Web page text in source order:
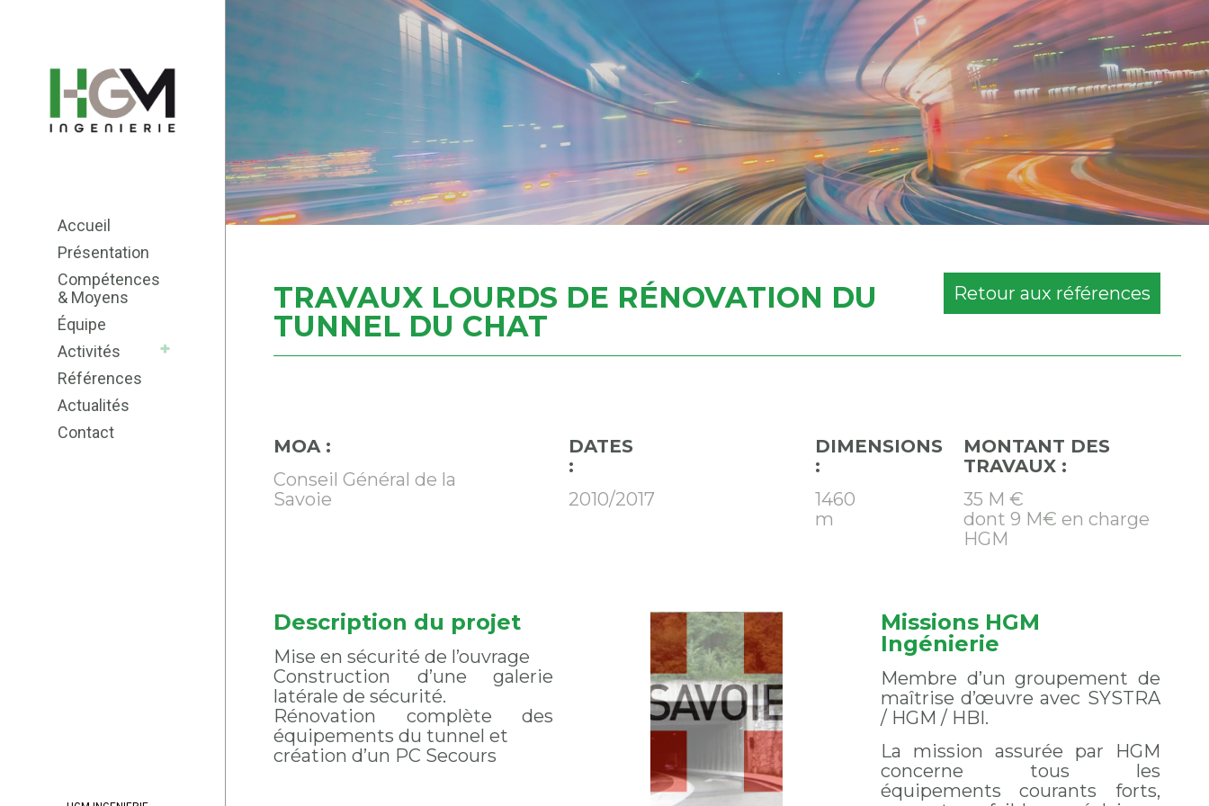
Accueil
Présentation
Compétences
& Moyens
Équipe
Activités
Références
Actualités
Contact
TRAVAUX LOURDS DE RÉNOVATION DU
TUNNEL DU CHAT
Retour aux références
MOA :
Conseil Général de la
Savoie
DATES
:
2010/2017
DIMENSIONS
:
1460
m
MONTANT DES
TRAVAUX :
35 M €
dont 9 M€ en charge
HGM
Description du projet
Mise en sécurité de l’ouvrage
Construction d’une galerie
latérale de sécurité.
Rénovation complète des
équipements du tunnel et
création d’un PC Secours
Missions HGM
Ingénierie
Membre d’un groupement de
maîtrise d’œuvre avec SYSTRA
/ HGM / HBI.
La mission assurée par HGM
concerne tous les
équipements courants forts,